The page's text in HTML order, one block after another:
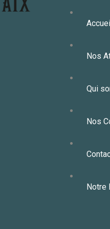
Nos
Qui
Nos
Notre